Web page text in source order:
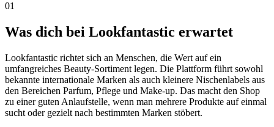
01
Was dich bei Lookfantastic erwartet
Lookfantastic richtet sich an Menschen, die Wert auf ein
umfangreiches Beauty-Sortiment legen. Die Plattform führt sowohl
bekannte internationale Marken als auch kleinere Nischenlabels aus
den Bereichen Parfum, Pflege und Make-up. Das macht den Shop
zu einer guten Anlaufstelle, wenn man mehrere Produkte auf einmal
sucht oder gezielt nach bestimmten Marken stöbert.